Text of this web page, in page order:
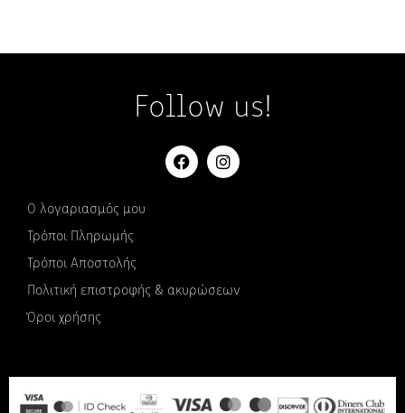
Follow us!
Ο λογαριασμός μου
Τρόποι Πληρωμής
Τρόποι Αποστολής
Πολιτική επιστροφής & ακυρώσεων
Όροι χρήσης